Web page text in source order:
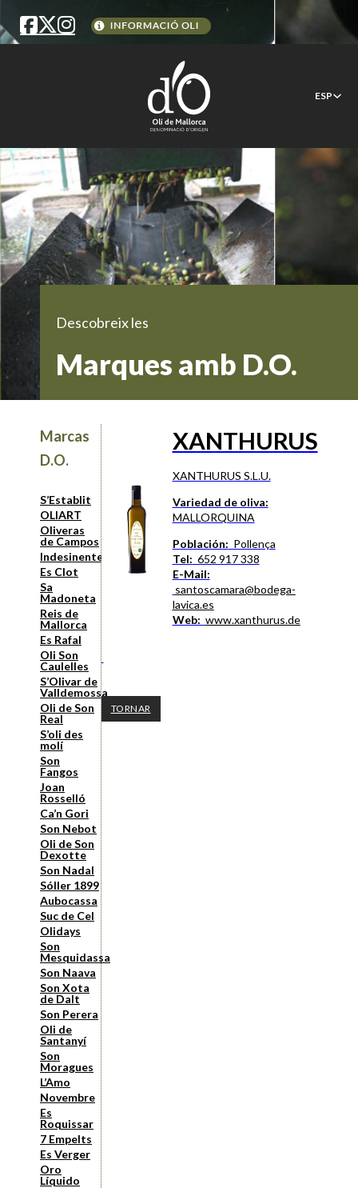
ESP
Descobreix les
Marques amb D.O.
Marcas
D.O.
S’Establit
OLIART
Oliveras
de Campos
Indesinenter
Es Clot
Sa
Madoneta
Reis de
Mallorca
Es Rafal
Oli Son
Caulelles
S’Olivar de
Valldemossa
Oli de Son
Real
S’oli des
molí
Son
Fangos
Joan
Rosselló
Ca’n Gori
Son Nebot
Oli de Son
Dexotte
Son Nadal
Sóller 1899
Aubocassa
Suc de Cel
Olidays
Son
Mesquidassa
Son Naava
Son Xota
de Dalt
Son Perera
Oli de
Santanyí
Son
Moragues
L’Amo
Novembre
Es
Roquissar
7 Empelts
Es Verger
Oro
Líquido
XANTHURUS
XANTHURUS S.L.U.
Variedad de oliva:
MALLORQUINA
Población: Pollença
Tel: 652 917 338
E-Mail:
santoscamara@bodega-
lavica.es
Web: www.xanthurus.de
TORNAR